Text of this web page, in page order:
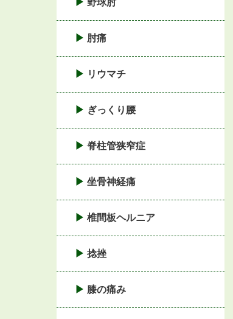
野球肘
肘痛
リウマチ
ぎっくり腰
脊柱管狭窄症
坐骨神経痛
椎間板ヘルニア
捻挫
膝の痛み